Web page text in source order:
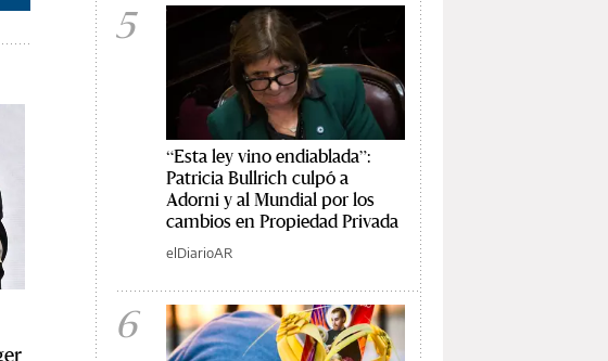
5
“Esta ley vino endiablada”:
Patricia Bullrich culpó a
Adorni y al Mundial por los
cambios en Propiedad Privada
elDiarioAR
6